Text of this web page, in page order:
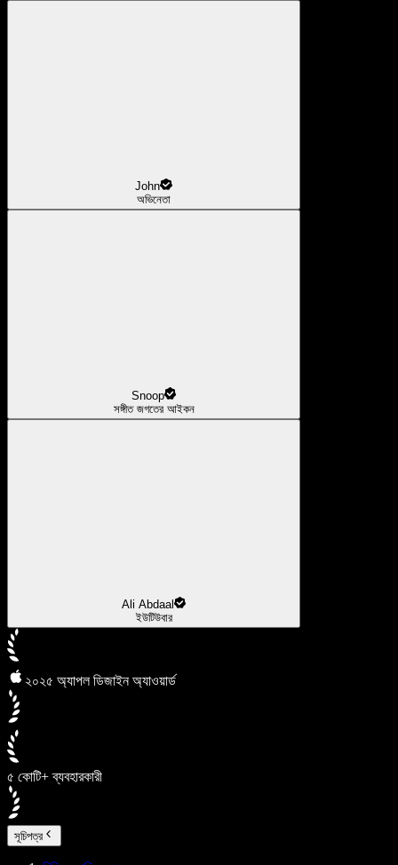
John
অভিনেতা
Snoop
সঙ্গীত জগতের আইকন
Ali Abdaal
ইউটিউবার
২০২৫ অ্যাপল ডিজাইন অ্যাওয়ার্ড
৫ কোটি+ ব্যবহারকারী
সূচিপত্র